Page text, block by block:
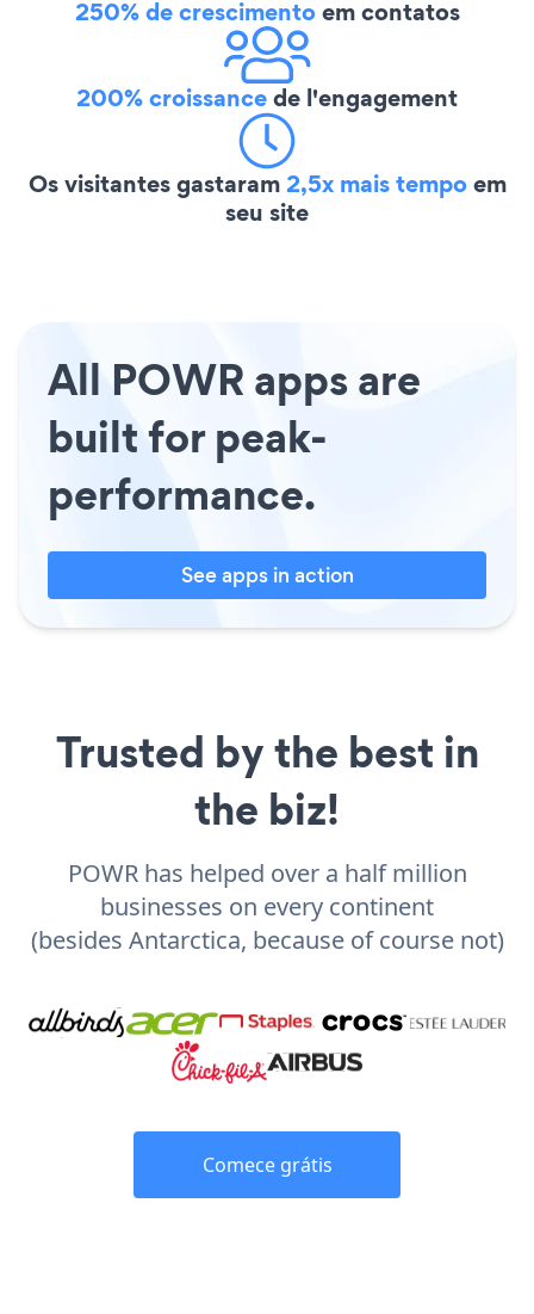
250% de crescimentoem contatos
200% croissancede l'engagement
Os visitantes gastaram2,5x mais tempoem
seu site
All POWR apps are
built for peak-
performance.
See apps in action
Trusted by the best in
the biz!
POWR has helped over a half million
businesses on every continent
(besides Antarctica, because of course not)
Comece grátis